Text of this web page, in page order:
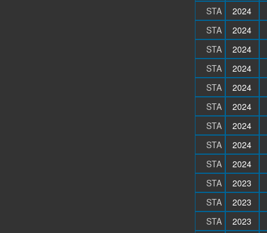
STA
2024
STA
2024
STA
2024
STA
2024
STA
2024
STA
2024
STA
2024
STA
2024
STA
2024
STA
2023
STA
2023
STA
2023